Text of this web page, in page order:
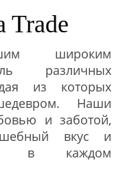
Trade
широким
различных
из которых
Наши
и заботой,
вкус и
в каждом